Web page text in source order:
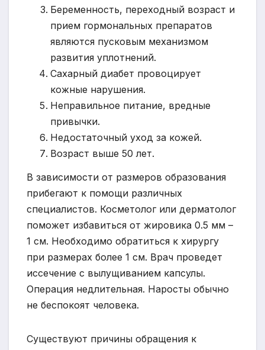
Беременность, переходный возраст и
прием гормональных препаратов
являются пусковым механизмом
развития уплотнений.
Сахарный диабет провоцирует
кожные нарушения.
Неправильное питание, вредные
привычки.
Недостаточный уход за кожей.
Возраст выше 50 лет.
В зависимости от размеров образования
прибегают к помощи различных
специалистов. Косметолог или дерматолог
поможет избавиться от жировика 0.5 мм –
1 см. Необходимо обратиться к хирургу
при размерах более 1 см. Врач проведет
иссечение с вылущиванием капсулы.
Операция недлительная. Наросты обычно
не беспокоят человека.
Существуют причины обращения к